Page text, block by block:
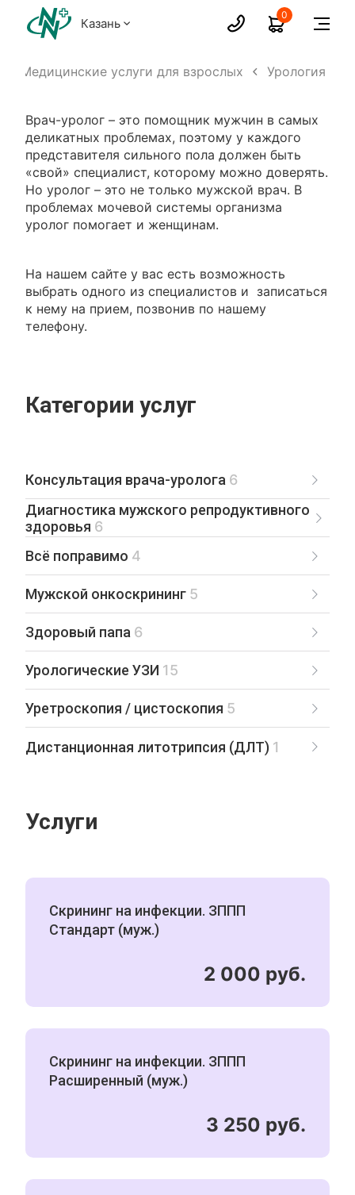
Казань
0
Медицинские услуги для взрослых Урология
Врач-уролог – это помощник мужчин в самых
деликатных проблемах, поэтому у каждого
представителя сильного пола должен быть
«свой» специалист, которому можно доверять.
Но уролог – это не только мужской врач. В
проблемах мочевой системы организма
уролог помогает и женщинам.
На нашем сайте у вас есть возможность
выбрать одного из специалистов и записаться
к нему на прием, позвонив по нашему
телефону.
Категории услуг
Консультация врача-уролога 6
Диагностика мужского репродуктивного
здоровья 6
Всё поправимо 4
Мужской онкоскрининг 5
Здоровый папа 6
Урологические УЗИ 15
Уретроскопия / цистоскопия 5
Дистанционная литотрипсия (ДЛТ) 1
Услуги
Скрининг на инфекции. ЗППП
Стандарт (муж.)
2 000 руб.
Скрининг на инфекции. ЗППП
Расширенный (муж.)
3 250 руб.